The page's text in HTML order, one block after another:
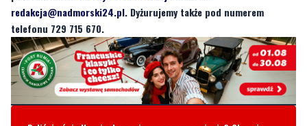
nasza redakcja zajęła się jakimś tematem? Czekamy na Wasze
sygnały i informacje. Można kontaktować się z naszą redakcją za
pośrednictwemstrony facebookoweji mailowo:
redakcja@nadmorski24.pl. Dyżurujemy także pod numerem
telefonu 729 715 670.